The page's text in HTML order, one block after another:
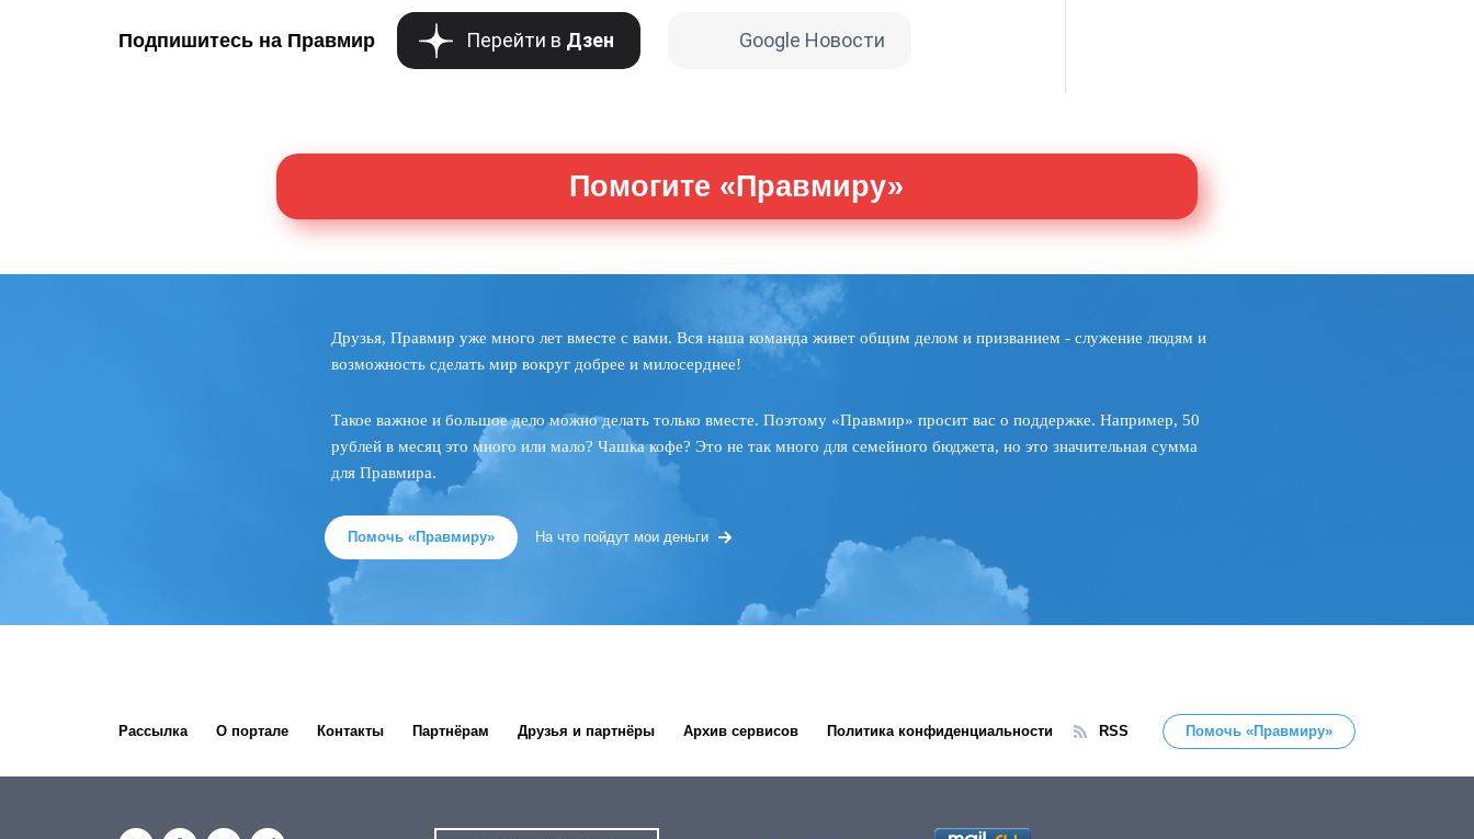
Подпишитесь на Правмир Перейти в Дзен Google Новости
Помогите «Правмиру»
Друзья, Правмир уже много лет вместе с вами. Вся наша команда живет общим делом и призванием - служение людям и
возможность сделать мир вокруг добрее и милосерднее!
Такое важное и большое дело можно делать только вместе. Поэтому «Правмир» просит вас о поддержке. Например, 50
рублей в месяц это много или мало? Чашка кофе? Это не так много для семейного бюджета, но это значительная сумма
для Правмира.
Помочь «Правмиру» На что пойдут мои деньги
Рассылка О портале Контакты Партнёрам Друзья и партнёры Архив сервисов Политика конфиденциальности RSS Помочь «Правмиру»